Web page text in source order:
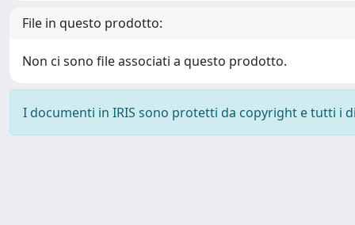
File in questo prodotto:
Non ci sono file associati a questo prodotto.
I documenti in IRIS sono protetti da copyright e tutti i